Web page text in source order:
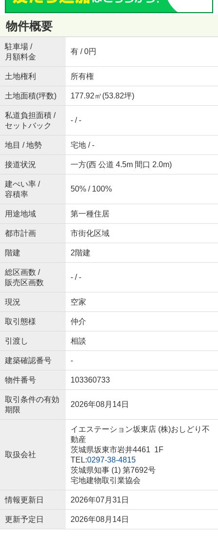
物件概要
駐車場 /
月額料金
有 / 0円
土地権利 所有権
土地面積(坪数) 177.92㎡(53.82坪)
私道負担面積 /
セットバック
- / -
地目 / 地勢 宅地 / -
接道状況 一方(西 公道 4.5m 間口 2.0m)
建ぺい率 /
容積率
50% / 100%
用途地域 第一種住居
都市計画 市街化区域
階建 2階建
総区画数 /
販売区画数
- / -
現況 空家
取引態様 仲介
引渡し 相談
建築確認番号 -
物件番号 103360733
取引条件の有効
期限
2026年08月14日
取扱会社
イエステーション坂東店 (株)おしどり不
動産
茨城県坂東市岩井4461 1F
TEL:0297-38-4815
茨城県知事 (1) 第7692号
宅地建物取引業協会
情報更新日 2026年07月31日
更新予定日 2026年08月14日